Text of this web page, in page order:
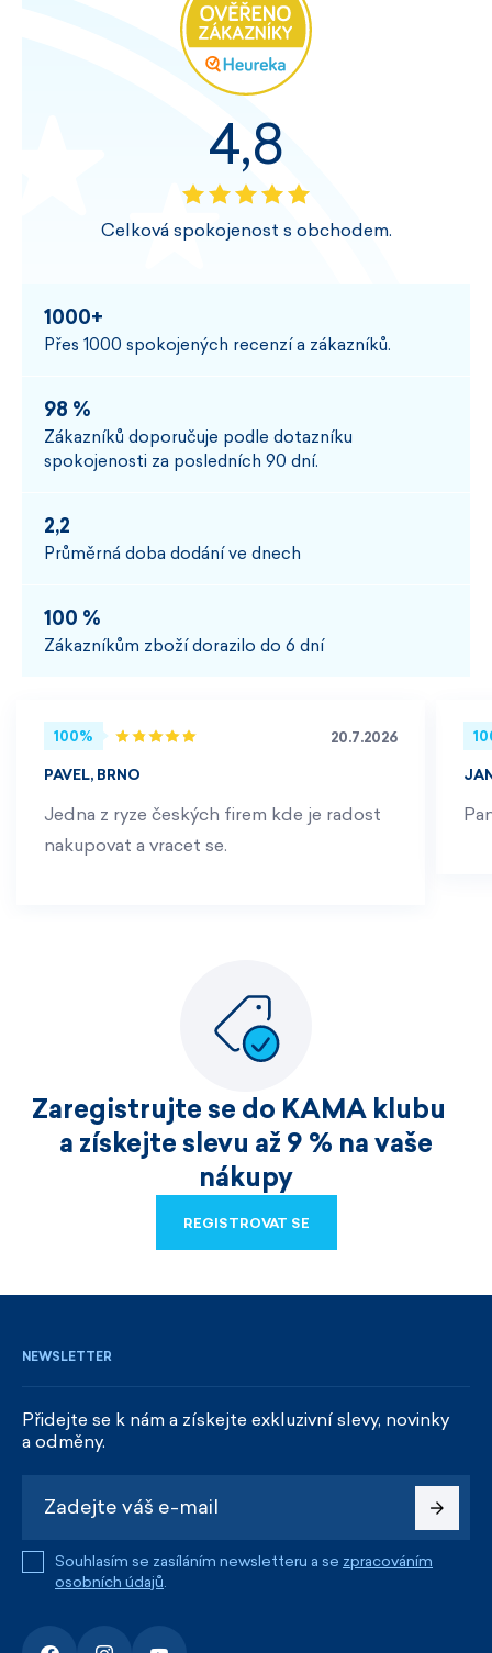
4,8
Celková spokojenost s obchodem.
1000+
Přes 1000 spokojených recenzí a zákazníků.
98 %
Zákazníků doporučuje podle dotazníku
spokojenosti za posledních 90 dní.
2,2
Průměrná doba dodání ve dnech
100 %
Zákazníkům zboží dorazilo do 6 dní
100% 20.7.2026
PAVEL, BRNO
Jedna z ryze českých firem kde je radost
nakupovat a vracet se.
Zaregistrujte se do KAMA klubu
a získejte slevu až 9 % na vaše
nákupy
REGISTROVAT SE
NEWSLETTER
Přidejte se k nám a získejte exkluzivní slevy, novinky
a odměny.
Souhlasím se zasíláním newsletteru a se zpracováním
osobních údajů.